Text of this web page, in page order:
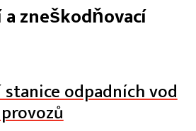
zneškodňovací
odpadních vod